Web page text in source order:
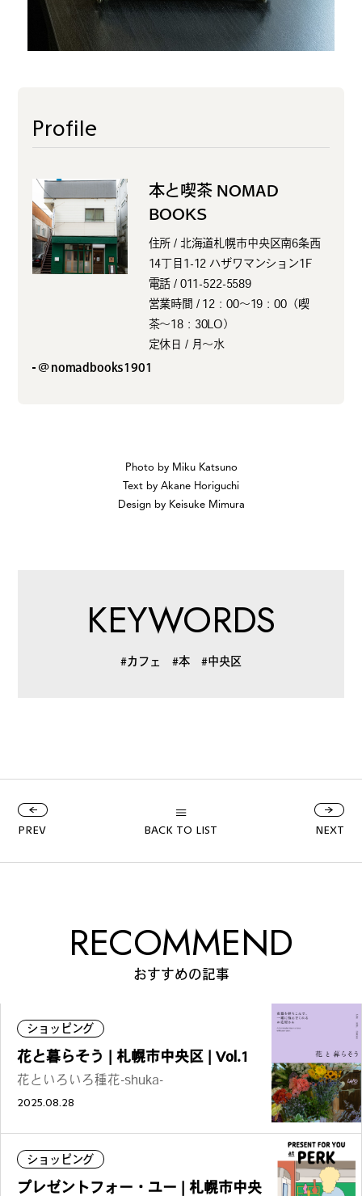
Profile
本と喫茶 NOMAD
BOOKS
住所 / 北海道札幌市中央区南6条西
14丁目1-12 ハザワマンション1F
電話 / 011-522-5589
営業時間 / 12：00〜19：00（喫
茶〜18：30LO）
定休日 / 月〜水
@nomadbooks1901
Photo by Miku Katsuno
Text by Akane Horiguchi
Design by Keisuke Mimura
KEYWORDS
#カフェ #本 #中央区
PREV BACK TO LIST NEXT
RECOMMEND
おすすめの記事
ショッピング
花と暮らそう | 札幌市中央区 | Vol.1
花といろいろ種花-shuka-
2025.08.28
ショッピング
プレゼントフォー・ユー | 札幌市中央